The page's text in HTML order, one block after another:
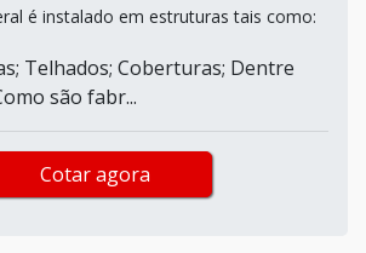
é instalado em estruturas tais como:
Telhados; Coberturas; Dentre
são fabr...
Cotar agora